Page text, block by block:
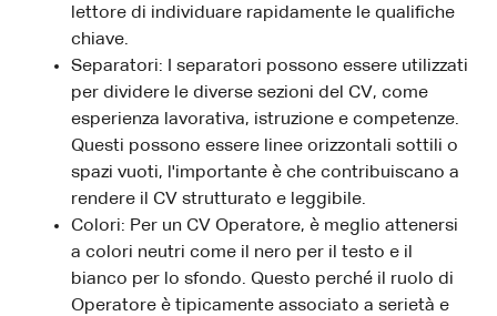
lettore di individuare rapidamente le qualifiche
chiave.
Separatori: I separatori possono essere utilizzati
per dividere le diverse sezioni del CV, come
esperienza lavorativa, istruzione e competenze.
Questi possono essere linee orizzontali sottili o
spazi vuoti, l'importante è che contribuiscano a
rendere il CV strutturato e leggibile.
Colori: Per un CV Operatore, è meglio attenersi
a colori neutri come il nero per il testo e il
bianco per lo sfondo. Questo perché il ruolo di
Operatore è tipicamente associato a serietà e